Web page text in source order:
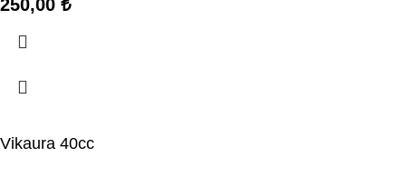
250,00 ₺
Vikaura 40cc